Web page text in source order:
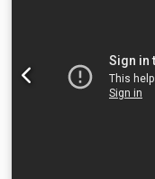
x 850 x 1400 mm
Tillbehör / Särskilda
FORKARDT F 160